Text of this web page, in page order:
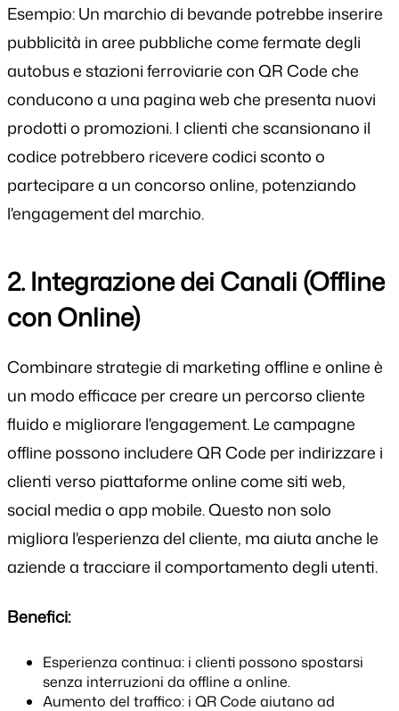
Esempio: Un marchio di bevande potrebbe inserire
pubblicità in aree pubbliche come fermate degli
autobus e stazioni ferroviarie con QR Code che
conducono a una pagina web che presenta nuovi
prodotti o promozioni. I clienti che scansionano il
codice potrebbero ricevere codici sconto o
partecipare a un concorso online, potenziando
l'engagement del marchio.
2. Integrazione dei Canali (Offline
con Online)
Combinare strategie di marketing offline e online è
un modo efficace per creare un percorso cliente
fluido e migliorare l'engagement. Le campagne
offline possono includere QR Code per indirizzare i
clienti verso piattaforme online come siti web,
social media o app mobile. Questo non solo
migliora l'esperienza del cliente, ma aiuta anche le
aziende a tracciare il comportamento degli utenti.
Benefici:
Esperienza continua: i clienti possono spostarsi
senza interruzioni da offline a online.
Aumento del traffico: i QR Code aiutano ad